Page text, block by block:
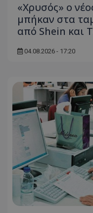
«Χρυσός» ο
μπήκαν στα
από Shein και
04.08.2026 - 17:20